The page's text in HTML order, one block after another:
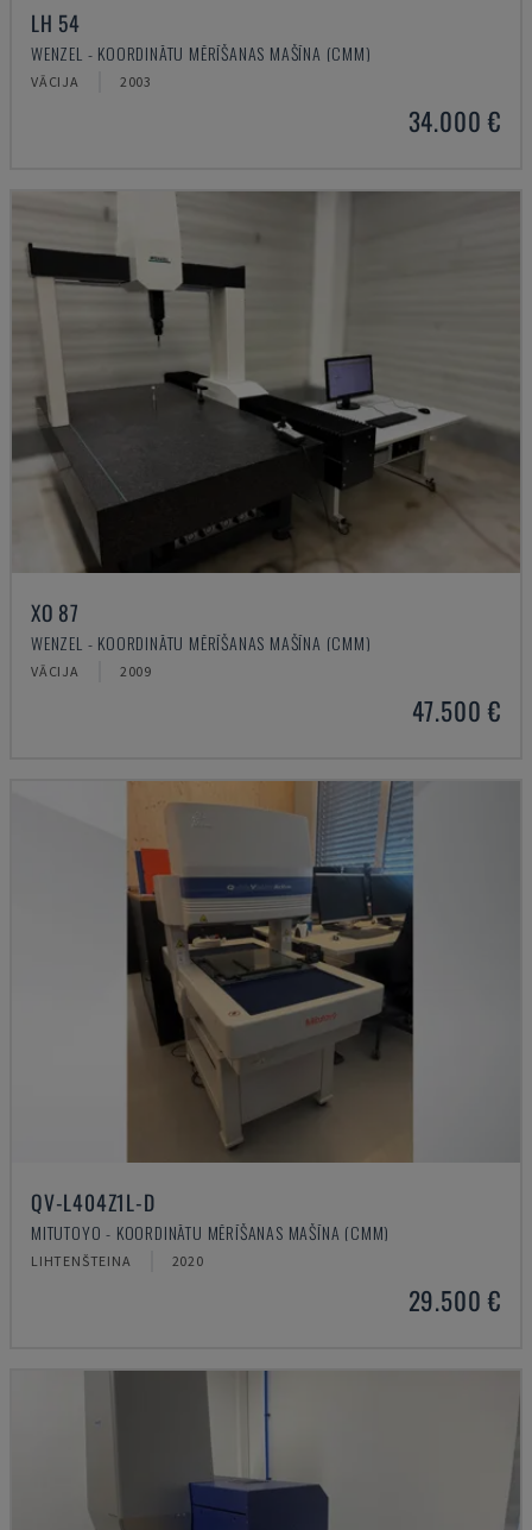
LH 54
WENZEL - KOORDINĀTU MĒRĪŠANAS MAŠĪNA (CMM)
VĀCIJA 2003
34.000 €
XO 87
WENZEL - KOORDINĀTU MĒRĪŠANAS MAŠĪNA (CMM)
VĀCIJA 2009
47.500 €
QV-L404Z1L-D
MITUTOYO - KOORDINĀTU MĒRĪŠANAS MAŠĪNA (CMM)
LIHTENŠTEINA 2020
29.500 €